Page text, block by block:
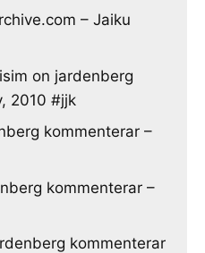
– Jaiku
on jardenberg
2010 #jjk
kommenterar –
kommenterar –
kommenterar